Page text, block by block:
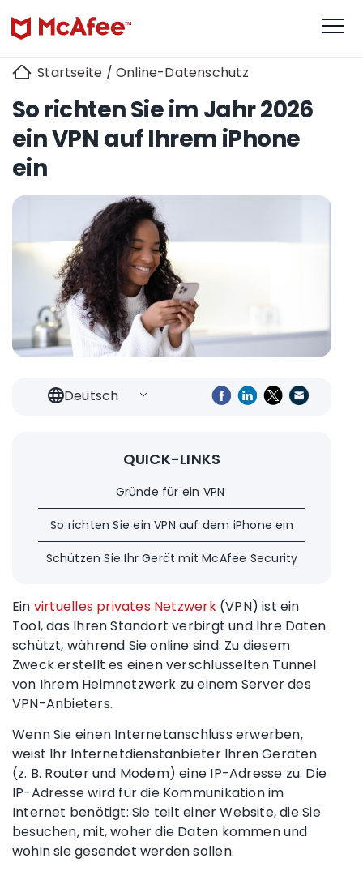
Startseite / Online-Datenschutz
So richten Sie im Jahr 2026
ein VPN auf Ihrem iPhone
ein
Deutsch
QUICK-LINKS
Gründe für ein VPN
So richten Sie ein VPN auf dem iPhone ein
Schützen Sie Ihr Gerät mit McAfee Security
Ein virtuelles privates Netzwerk(VPN) ist ein
Tool, das Ihren Standort verbirgt und Ihre Daten
schützt, während Sie online sind. Zu diesem
Zweck erstellt es einen verschlüsselten Tunnel
von Ihrem Heimnetzwerk zu einem Server des
VPN-Anbieters.
Wenn Sie einen Internetanschluss erwerben,
weist Ihr Internetdienstanbieter Ihren Geräten
(z. B. Routerund Modem) eine IP-Adresse zu. Die
IP-Adressewird für die Kommunikation im
Internet benötigt: Sie teilt einer Website, die Sie
besuchen, mit, woher die Daten kommen und
wohin sie gesendet werden sollen.